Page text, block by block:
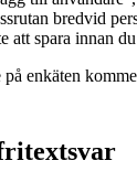
bredvid
spara innan du
enkäten